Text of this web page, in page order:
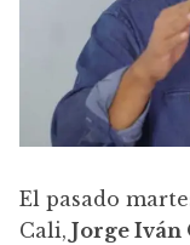
El pasado
Cali, Jorge Iván